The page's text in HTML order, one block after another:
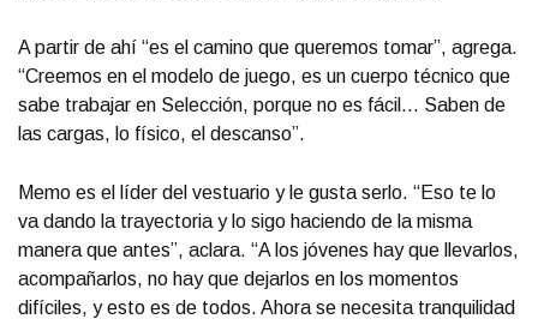
A partir de ahí “es el camino que queremos tomar”, agrega.
“Creemos en el modelo de juego, es un cuerpo técnico que
sabe trabajar en Selección, porque no es fácil... Saben de
las cargas, lo físico, el descanso”.
Memo es el líder del vestuario y le gusta serlo. “Eso te lo
va dando la trayectoria y lo sigo haciendo de la misma
manera que antes”, aclara. “A los jóvenes hay que llevarlos,
acompañarlos, no hay que dejarlos en los momentos
difíciles, y esto es de todos. Ahora se necesita tranquilidad